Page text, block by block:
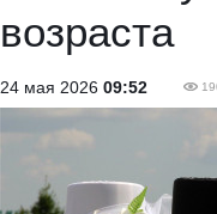
возраста
24 мая 2026 09:52